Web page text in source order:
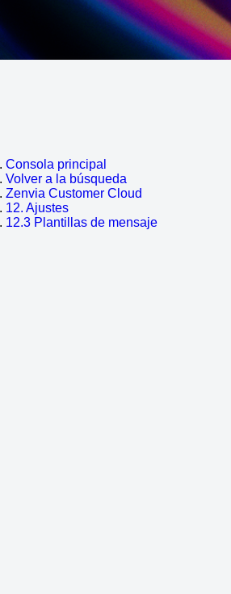
Consola principal
Volver a la búsqueda
Zenvia Customer Cloud
12. Ajustes
12.3 Plantillas de mensaje